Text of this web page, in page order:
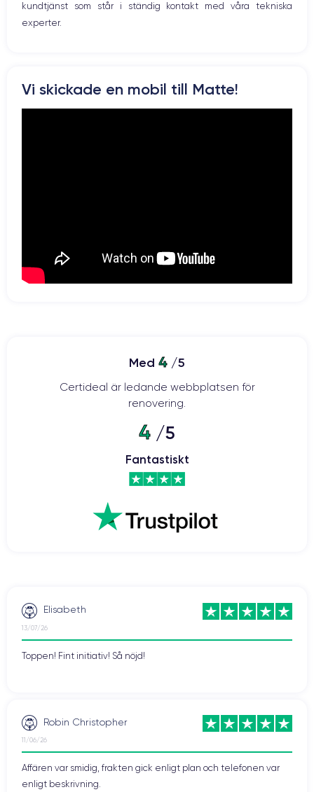
kundtjänst som står i ständig kontakt med våra tekniska
experter.
Vi skickade en mobil till Matte!
Med 4 /5
Certideal är ledande webbplatsen för
renovering.
4 /5
Fantastiskt
Elisabeth
13/07/26
Toppen! Fint initiativ! Så nöjd!
Robin Christopher
11/06/26
Affären var smidig, frakten gick enligt plan och telefonen var
enligt beskrivning.